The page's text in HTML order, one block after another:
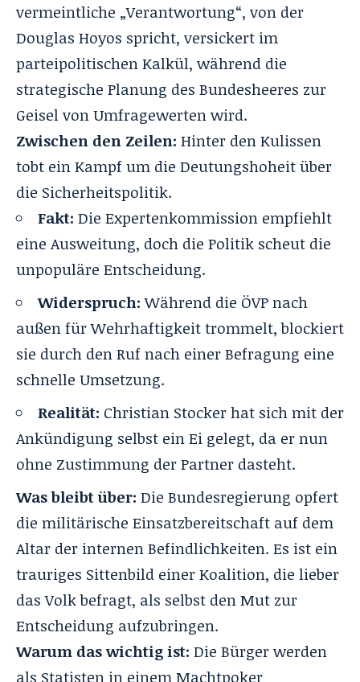
vermeintliche „Verantwortung“, von der
Douglas Hoyos spricht, versickert im
parteipolitischen Kalkül, während die
strategische Planung des Bundesheeres zur
Geisel von Umfragewerten wird.
Zwischen den Zeilen: Hinter den Kulissen
tobt ein Kampf um die Deutungshoheit über
die Sicherheitspolitik.
Fakt: Die Expertenkommission empfiehlt
eine Ausweitung, doch die Politik scheut die
unpopuläre Entscheidung.
Widerspruch:Während die ÖVP nach
außen für Wehrhaftigkeit trommelt, blockiert
sie durch den Ruf nach einer Befragung eine
schnelle Umsetzung.
Realität: Christian Stocker hat sich mit der
Ankündigung selbst ein Ei gelegt, da er nun
ohne Zustimmung der Partner dasteht.
Was bleibt über: Die Bundesregierung opfert
die militärische Einsatzbereitschaft auf dem
Altar der internen Befindlichkeiten. Es ist ein
trauriges Sittenbild einer Koalition, die lieber
das Volk befragt, als selbst den Mut zur
Entscheidung aufzubringen.
Warum das wichtig ist: Die Bürger werden
als Statisten in einem Machtpoker